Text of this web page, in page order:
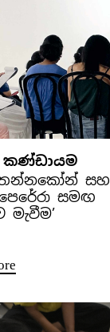
සහ
සමඟ
මැවීම’